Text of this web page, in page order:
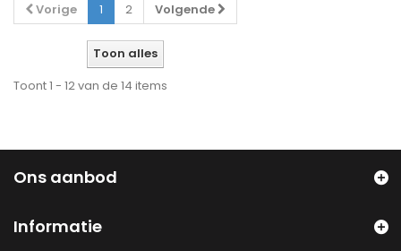
Vorige 1 2 Volgende
Toon alles
Toont 1 - 12 van de 14 items
Ons aanbod
Informatie